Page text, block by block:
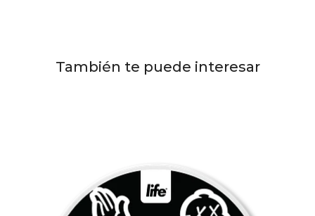
También te puede interesar